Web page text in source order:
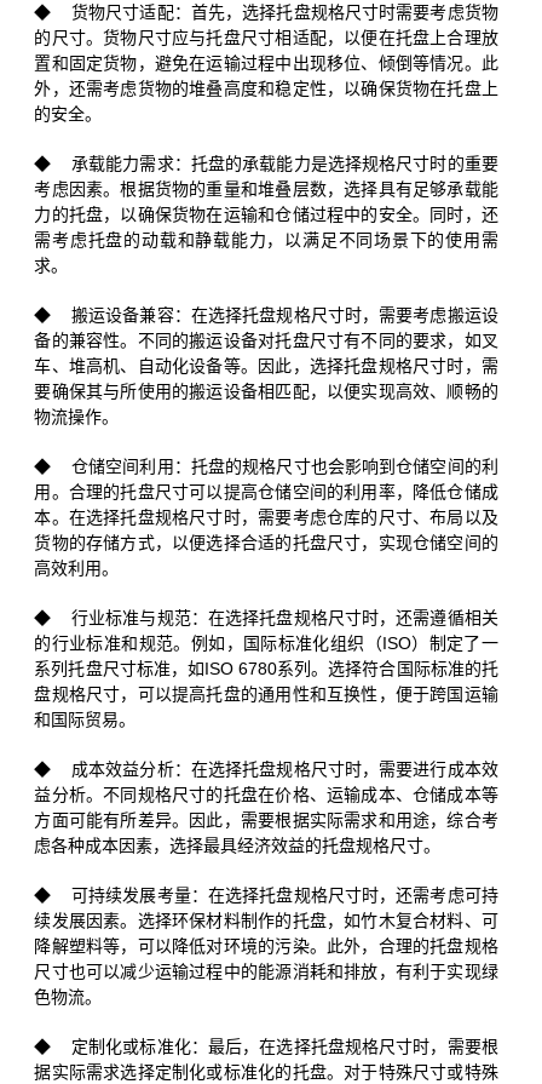
◆ 货物尺寸适配：首先，选择托盘规格尺寸时需要考虑货物
的尺寸。货物尺寸应与托盘尺寸相适配，以便在托盘上合理放
置和固定货物，避免在运输过程中出现移位、倾倒等情况。此
外，还需考虑货物的堆叠高度和稳定性，以确保货物在托盘上
的安全。
◆ 承载能力需求：托盘的承载能力是选择规格尺寸时的重要
考虑因素。根据货物的重量和堆叠层数，选择具有足够承载能
力的托盘，以确保货物在运输和仓储过程中的安全。同时，还
需考虑托盘的动载和静载能力，以满足不同场景下的使用需
求。
◆ 搬运设备兼容：在选择托盘规格尺寸时，需要考虑搬运设
备的兼容性。不同的搬运设备对托盘尺寸有不同的要求，如叉
车、堆高机、自动化设备等。因此，选择托盘规格尺寸时，需
要确保其与所使用的搬运设备相匹配，以便实现高效、顺畅的
物流操作。
◆ 仓储空间利用：托盘的规格尺寸也会影响到仓储空间的利
用。合理的托盘尺寸可以提高仓储空间的利用率，降低仓储成
本。在选择托盘规格尺寸时，需要考虑仓库的尺寸、布局以及
货物的存储方式，以便选择合适的托盘尺寸，实现仓储空间的
高效利用。
◆ 行业标准与规范：在选择托盘规格尺寸时，还需遵循相关
的行业标准和规范。例如，国际标准化组织（ISO）制定了一
系列托盘尺寸标准，如ISO 6780系列。选择符合国际标准的托
盘规格尺寸，可以提高托盘的通用性和互换性，便于跨国运输
和国际贸易。
◆ 成本效益分析：在选择托盘规格尺寸时，需要进行成本效
益分析。不同规格尺寸的托盘在价格、运输成本、仓储成本等
方面可能有所差异。因此，需要根据实际需求和用途，综合考
虑各种成本因素，选择最具经济效益的托盘规格尺寸。
◆ 可持续发展考量：在选择托盘规格尺寸时，还需考虑可持
续发展因素。选择环保材料制作的托盘，如竹木复合材料、可
降解塑料等，可以降低对环境的污染。此外，合理的托盘规格
尺寸也可以减少运输过程中的能源消耗和排放，有利于实现绿
色物流。
◆ 定制化或标准化：最后，在选择托盘规格尺寸时，需要根
据实际需求选择定制化或标准化的托盘。对于特殊尺寸或特殊